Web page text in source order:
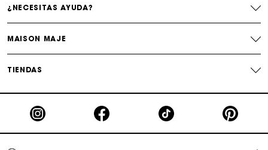
¿NECESITAS AYUDA?
MAISON MAJE
TIENDAS